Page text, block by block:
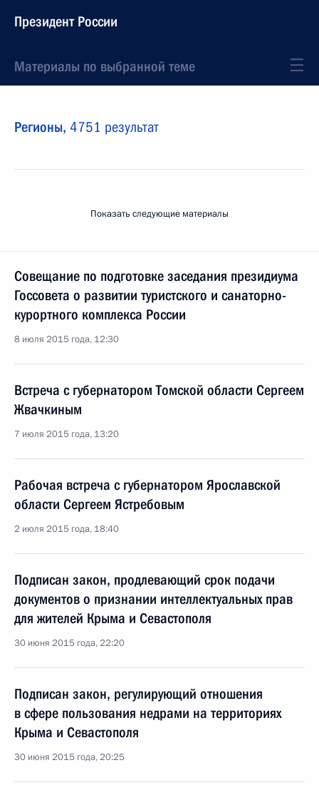
Президент России
Материалы по выбранной теме
Регионы, 4751 результат
Показать следующие материалы
Совещание по подготовке заседания президиума
Госсовета о развитии туристского и санаторно-
курортного комплекса России
8 июля 2015 года, 12:30
Встреча с губернатором Томской области Сергеем
Жвачкиным
7 июля 2015 года, 13:20
Рабочая встреча с губернатором Ярославской
области Сергеем Ястребовым
2 июля 2015 года, 18:40
Подписан закон, продлевающий срок подачи
документов о признании интеллектуальных прав
для жителей Крыма и Севастополя
30 июня 2015 года, 22:20
Подписан закон, регулирующий отношения
в сфере пользования недрами на территориях
Крыма и Севастополя
30 июня 2015 года, 20:25